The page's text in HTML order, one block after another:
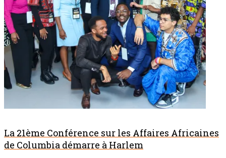
La 21ème Conférence sur les Affaires Africaines
de Columbia démarre à Harlem